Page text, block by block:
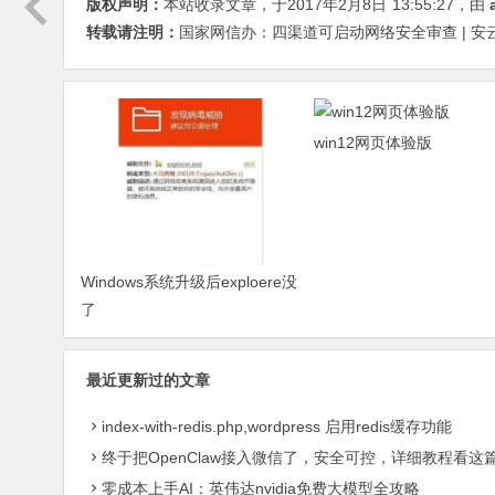
版权声明： 本站收录文章，于2017年2月8日 13:55:27 ，由
转载请注明： 国家网信办：四渠道可启动网络安全审查 | 安
Windows系统升级后exploere没
了
win12网页体验版
最近更新过的文章
index-with-redis.php,wordpress 启用redis缓存功能
终于把OpenClaw接入微信了，安全可控，详细教程看这
零成本上手AI：英伟达nvidia免费大模型全攻略